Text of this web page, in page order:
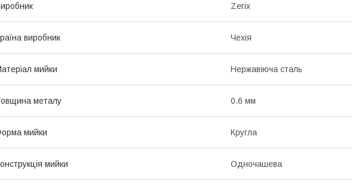
Zerix
виробник Чехія
мийки Нержавіюча сталь
металу 0.6 мм
мийки Кругла
мийки Одночашева